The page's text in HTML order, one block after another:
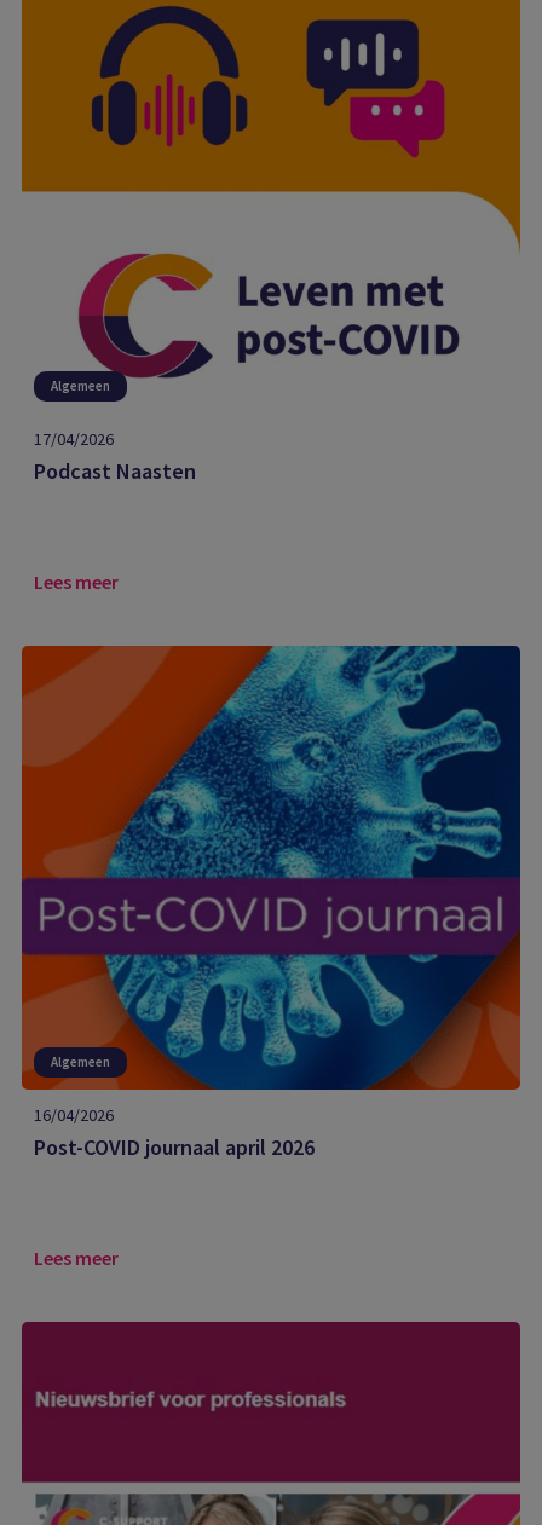
Algemeen
17/04/2026
Podcast Naasten
Lees meer
Algemeen
16/04/2026
Post-COVID journaal april 2026
Lees meer